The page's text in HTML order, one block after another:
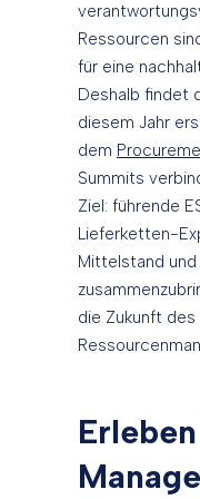
Ressourcen
für eine
Deshalb findet
diesem Jahr
dem
Summits
Ziel: führende
Lieferketten-
Mittelstand und
die Zukunft